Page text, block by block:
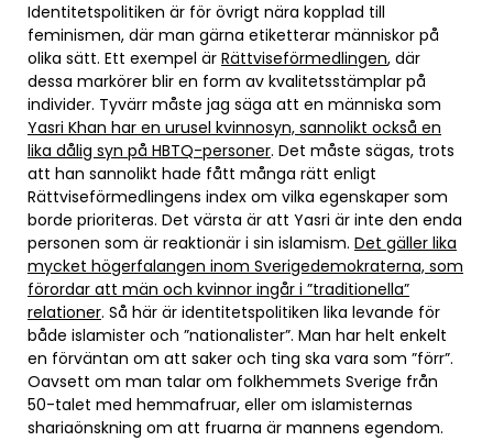
Identitetspolitiken är för övrigt nära kopplad till
feminismen, där man gärna etiketterar människor på
olika sätt. Ett exempel är Rättviseförmedlingen, där
dessa markörer blir en form av kvalitetsstämplar på
individer. Tyvärr måste jag säga att en människa som
Yasri Khan har en urusel kvinnosyn, sannolikt också en
lika dålig syn på HBTQ-personer. Det måste sägas, trots
att han sannolikt hade fått många rätt enligt
Rättviseförmedlingens index om vilka egenskaper som
borde prioriteras. Det värsta är att Yasri är inte den enda
personen som är reaktionär i sin islamism. Det gäller lika
mycket högerfalangen inom Sverigedemokraterna, som
förordar att män och kvinnor ingår i ”traditionella”
relationer. Så här är identitetspolitiken lika levande för
både islamister och ”nationalister”. Man har helt enkelt
en förväntan om att saker och ting ska vara som ”förr”.
Oavsett om man talar om folkhemmets Sverige från
50-talet med hemmafruar, eller om islamisternas
shariaönskning om att fruarna är mannens egendom.